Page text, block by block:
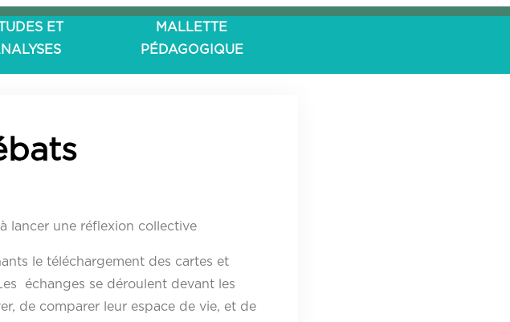
ET
MALLETTE
PÉDAGOGIQUE
lancer une réflexion collective
le téléchargement des cartes et
échanges se déroulent devant les
de comparer leur espace de vie, et de